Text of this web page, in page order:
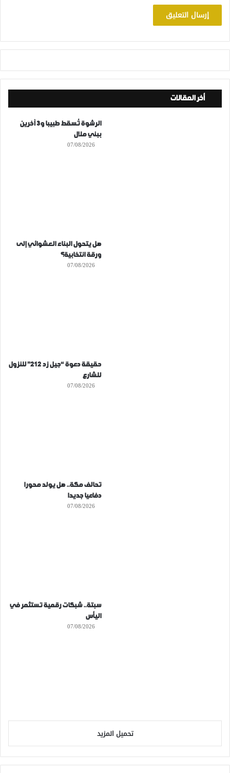
أخر المقالات
الرشوة تُسقط طبيبا و3 آخرين
ببني ملال
07/08/2026
هل يتحول البناء العشوائي إلى
ورقة انتخابية؟
07/08/2026
حقيقة دعوة “جيل زد 212” للنزول
للشارع
07/08/2026
تحالف مكة.. هل يولد محورا
دفاعيا جديدا
07/08/2026
سبتة.. شبكات رقمية تستثمر في
اليأس
07/08/2026
تحميل المزيد